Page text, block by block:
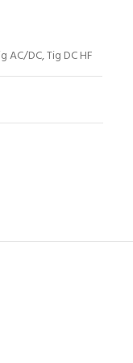
AC/DC, Tig DC HF